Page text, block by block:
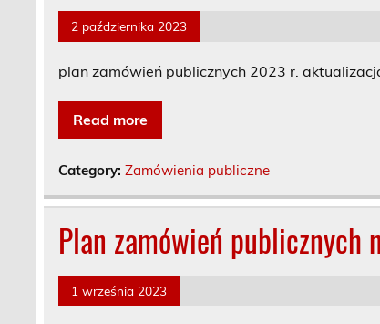
2 października 2023
plan zamówień publicznych 2023 r.
Read more
Category:Zamówienia publiczne
Plan zamówień
1 września 2023